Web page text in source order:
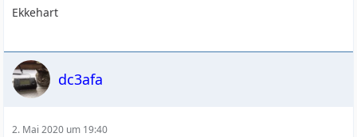
Ekkehart
dc3afa
2. Mai 2020 um 19:40